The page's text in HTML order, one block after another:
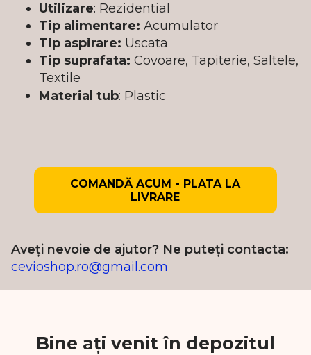
Utilizare: Rezidential
Tip alimentare: Acumulator
Tip aspirare: Uscata
Tip suprafata: Covoare, Tapiterie, Saltele,
Textile
Material tub: Plastic
COMANDĂ ACUM - PLATA LA
LIVRARE
Aveți nevoie de ajutor? Ne puteți contacta:
cevioshop.ro@gmail.com
Bine ați venit în depozitul